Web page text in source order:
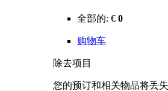
全部的: € 0
购物车
除去项目
您的预订和相关物品将丢失